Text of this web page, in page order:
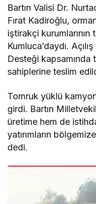
Bartın Valisi Dr.
Fırat Kadiroğlu,
iştirakçi kurumlarının
Kumluca’daydı.
Desteği
sahiplerine teslim
Tomruk yüklü
girdi. Bartın
üretime hem de
yatırımların
dedi.